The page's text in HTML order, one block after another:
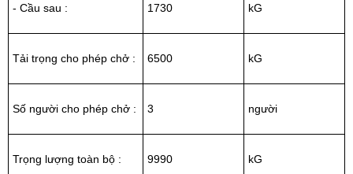
- Cầu sau : 1730 kG
Tải trọng cho phép chở : 6500 kG
Số người cho phép chở : 3 người
Trọng lượng toàn bộ : 9990 kG